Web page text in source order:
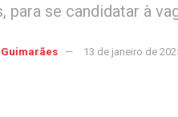
se candidatar à
13 de janeiro de